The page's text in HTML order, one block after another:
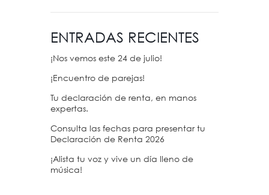
ENTRADAS RECIENTES
¡Nos vemos este 24 de julio!
¡Encuentro de parejas!
Tu declaración de renta, en manos
expertas.
Consulta las fechas para presentar tu
Declaración de Renta 2026
¡Alista tu voz y vive un día lleno de
música!